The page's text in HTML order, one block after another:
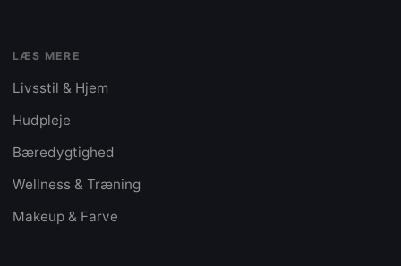
LÆS MERE
Livsstil & Hjem
Hudpleje
Bæredygtighed
Wellness & Træning
Makeup & Farve